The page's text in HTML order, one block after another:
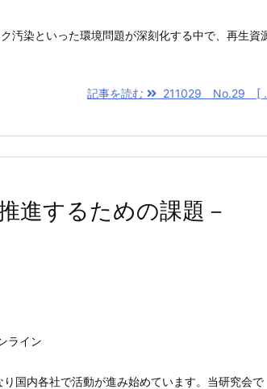
汚染といった環境問題が深刻化する中で、再生資
記事を読む 211029 No.29 [
するための課題－
ライン
国内各社で活動が進み始めています。当研究会で